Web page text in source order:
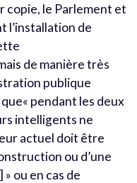
copie, le Parlement et
l’installation de
de manière très
publique
pendant les deux
intelligents ne
actuel doit être
ou d’une
ou en cas de